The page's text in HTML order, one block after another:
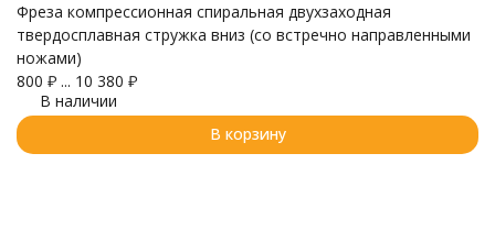
Фреза компрессионная спиральная двухзаходная
твердосплавная стружка вниз (со встречно направленными
ножами)
800 ₽ ... 10 380 ₽
В наличии
В корзину